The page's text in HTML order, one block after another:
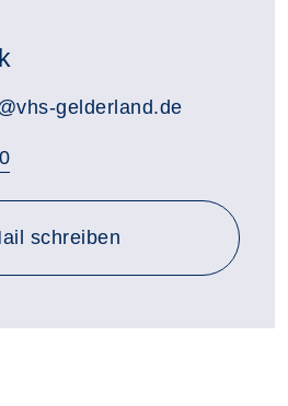
gelderland.de
schreiben